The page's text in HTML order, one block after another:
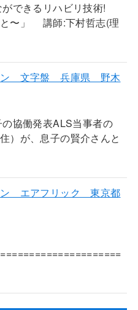
できるリハビリ技術!
〜」 講師:下村哲志(理
ン 文字盤 兵庫県 野木
協働発表ALS当事者の
）が、息子の賢介さんと
ン エアフリック 東京都